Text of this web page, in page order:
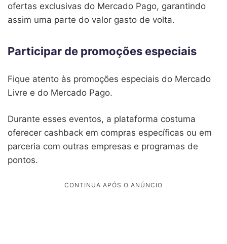
ofertas exclusivas do Mercado Pago, garantindo
assim uma parte do valor gasto de volta.
Participar de promoções especiais
Fique atento às promoções especiais do Mercado
Livre e do Mercado Pago.
Durante esses eventos, a plataforma costuma
oferecer cashback em compras específicas ou em
parceria com outras empresas e programas de
pontos.